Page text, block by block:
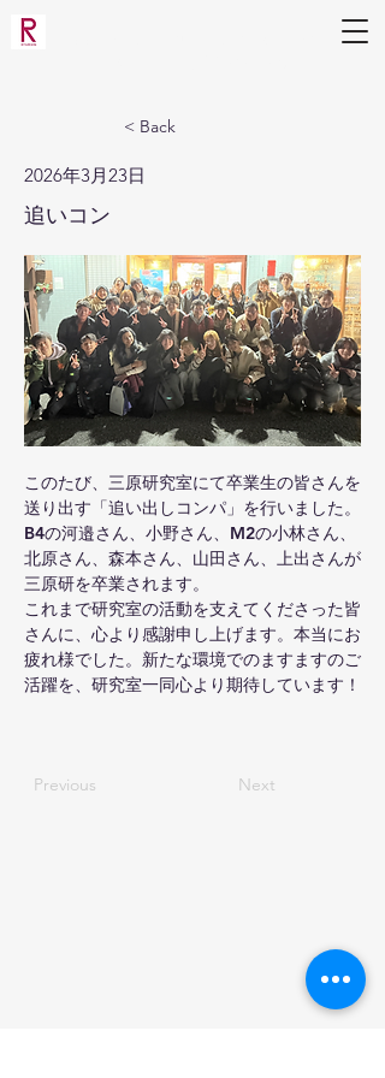
< Back
2026年3月23日
追いコン
このたび、三原研究室にて卒業生の皆さんを
送り出す「追い出しコンパ」を行いました。
B4の河邉さん、小野さん、M2の小林さん、
北原さん、森本さん、山田さん、上出さんが
三原研を卒業されます。
これまで研究室の活動を支えてくださった皆
さんに、心より感謝申し上げます。本当にお
疲れ様でした。新たな環境でのますますのご
活躍を、研究室一同心より期待しています！
Previous Next